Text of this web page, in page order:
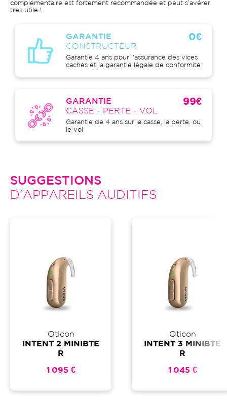
complémentaire est fortement recommandée et peut s’avérer
très utile !
GARANTIE
CONSTRUCTEUR
0€
Garantie 4 ans pour l'assurance des vices
cachés et la garantie légale de conformité
GARANTIE
CASSE - PERTE - VOL
99€
Garantie de 4 ans sur la casse, la perte, ou
le vol
SUGGESTIONS
D'APPAREILS AUDITIFS
Oticon
INTENT 2 MINIBTE
R
1 095 €
Oticon
INTENT 3 MINIBTE
R
1 045 €